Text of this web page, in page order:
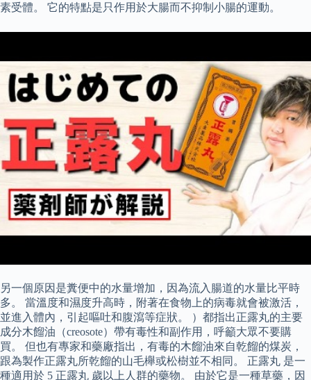
素受體。 它的特點是只作用於大腸而不抑制小腸的運動。
另一個原因是糞便中的水量增加，因為流入腸道的水量比平時
多。 當溫度和濕度升高時，附著在食物上的病毒就會被激活，
並進入體內，引起嘔吐和腹瀉等症狀。 ）都指出正露丸的主要
成分木餾油（creosote）帶有毒性和副作用，呼籲大眾不要購
買。 但也有專家和藥廠指出，有毒的木餾油來自乾餾的煤炭，
跟為製作正露丸所乾餾的山毛櫸或松樹並不相同。 正露丸 是一
種適用於 5 正露丸 歲以上人群的藥物。 由於它是一種草藥，因